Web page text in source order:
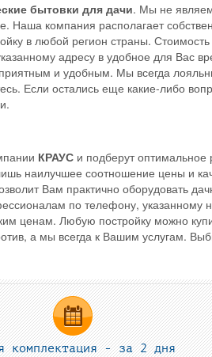
бытовки для дачи. Мы не
Наша компания располагает
в любой регион страны.
адресу в удобное для Вас
и удобным. Мы всегда
Если остались еще какие-либо
КРАУС и подберут
наилучшее соотношение цены и
Вам практично оборудовать
по телефону, указанному
ценам. Любую постройку можно
а мы всегда к Вашим услугам.
комплектация - за 2 дня